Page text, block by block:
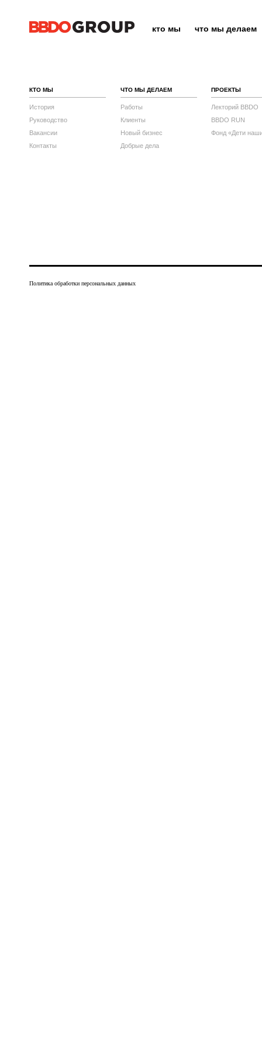
кто мы что мы делаем
КТО МЫ
История
Руководство
Вакансии
Контакты
ЧТО МЫ ДЕЛАЕМ
Работы
Клиенты
Новый бизнес
Добрые дела
ПРОЕКТЫ
Лекторий BBDO
BBDO RUN
Фонд «Дети
Политика обработки персональных данных